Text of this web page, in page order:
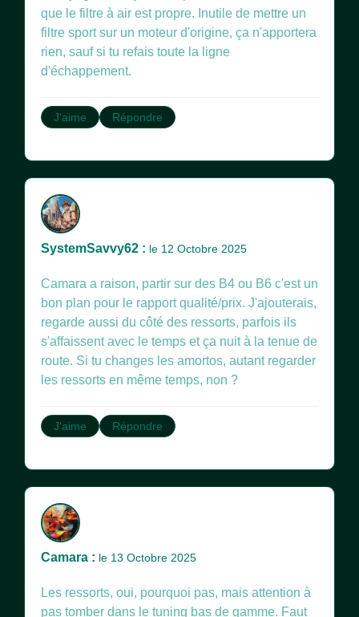
que le filtre à air est propre. Inutile de mettre un
filtre sport sur un moteur d'origine, ça n'apportera
rien, sauf si tu refais toute la ligne
d'échappement.
J'aime Répondre
SystemSavvy62 : le 12 Octobre 2025
Camara a raison, partir sur des B4 ou B6 c'est un
bon plan pour le rapport qualité/prix. J'ajouterais,
regarde aussi du côté des ressorts, parfois ils
s'affaissent avec le temps et ça nuit à la tenue de
route. Si tu changes les amortos, autant regarder
les ressorts en même temps, non ?
J'aime Répondre
Camara : le 13 Octobre 2025
Les ressorts, oui, pourquoi pas, mais attention à
pas tomber dans le tuning bas de gamme. Faut